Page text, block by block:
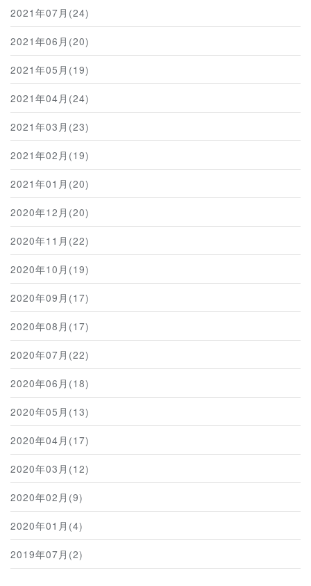
2021年07月(24)
2021年06月(20)
2021年05月(19)
2021年04月(24)
2021年03月(23)
2021年02月(19)
2021年01月(20)
2020年12月(20)
2020年11月(22)
2020年10月(19)
2020年09月(17)
2020年08月(17)
2020年07月(22)
2020年06月(18)
2020年05月(13)
2020年04月(17)
2020年03月(12)
2020年02月(9)
2020年01月(4)
2019年07月(2)